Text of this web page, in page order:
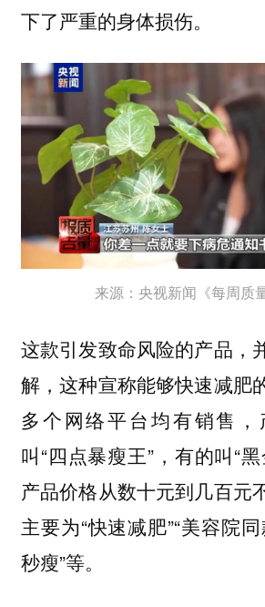
下了严重的身体损伤。
来源：央视新闻《每周质
这款引发致命风险的产品，
解，这种宣称能够快速减肥
多个网络平台均有销售
叫“四点暴瘦王”，有的叫“黑
产品价格从数十元到几百元
主要为“快速减肥”“美容院同
秒瘦”等。